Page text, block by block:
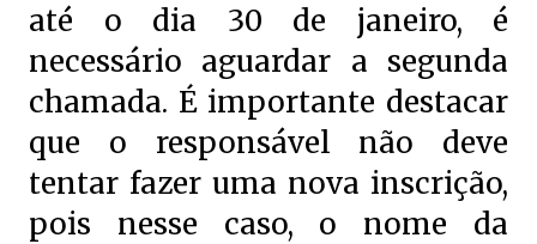
até o dia 30 de janeiro, é
necessário aguardar a segunda
chamada. É importante destacar
que o responsável não deve
tentar fazer uma nova inscrição,
pois nesse caso, o nome da